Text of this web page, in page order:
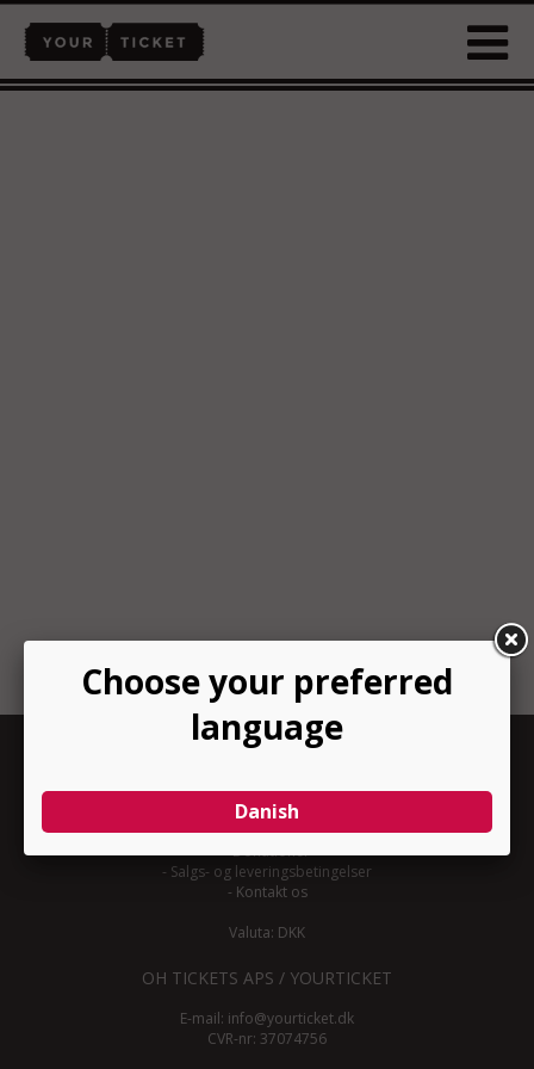
INFORMATION
-Om YourTicket
Bliv arrangør
-Arrangør login
-Donationer
- Salgs- og leveringsbetingelser
- Kontakt os
Valuta: DKK
OH TICKETS APS / YOURTICKET
E-mail: info@yourticket.dk
CVR-nr: 37074756